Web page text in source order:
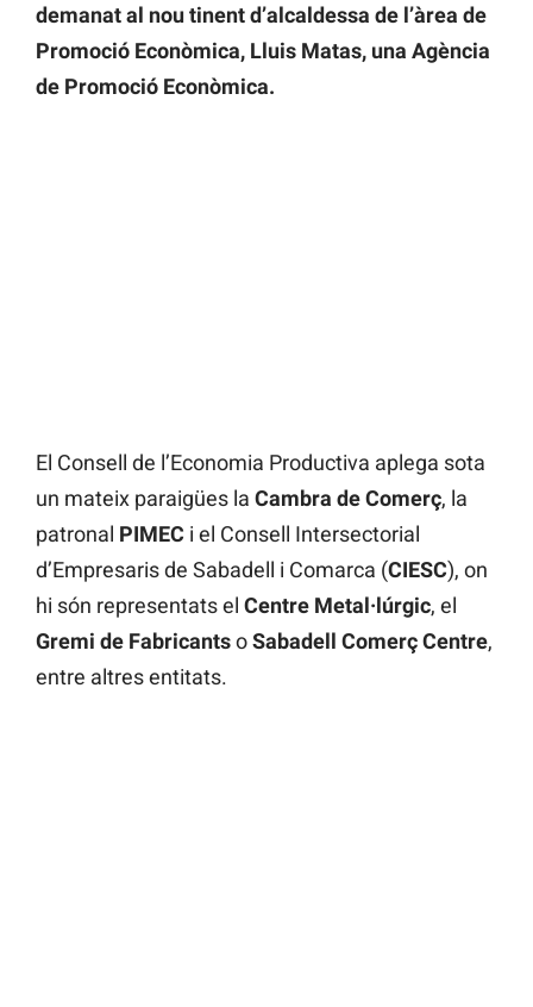
demanat al nou tinent d’alcaldessa de l’àrea de
Promoció Econòmica, Lluis Matas, una Agència
de Promoció Econòmica.
El Consell de l’Economia Productiva aplega sota
un mateix paraigües la Cambra de Comerç, la
patronal PIMEC i el Consell Intersectorial
d’Empresaris de Sabadell i Comarca (CIESC), on
hi són representats el Centre Metal·lúrgic, el
Gremi de FabricantsoSabadell Comerç Centre,
entre altres entitats.